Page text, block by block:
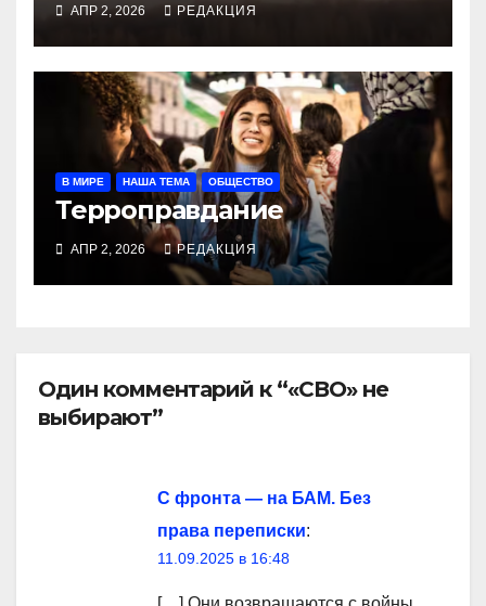
АПР 2, 2026 РЕДАКЦИЯ
В МИРЕ НАША ТЕМА ОБЩЕСТВО
Терроправдание
АПР 2, 2026 РЕДАКЦИЯ
Один комментарий к “«СВО» не
выбирают”
С фронта — на БАМ. Без
права переписки:
11.09.2025 в 16:48